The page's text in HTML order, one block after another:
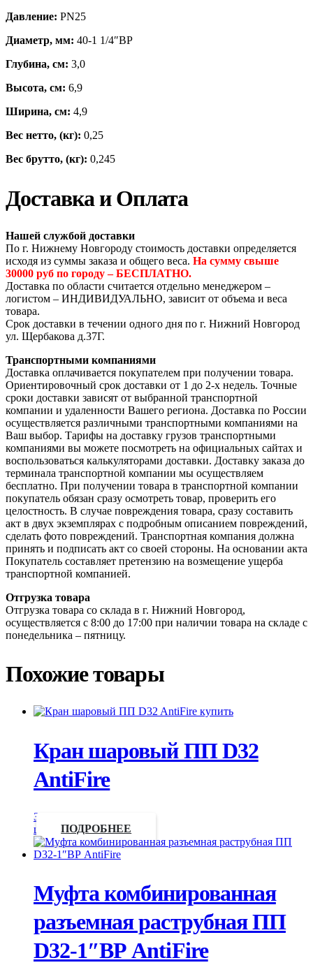
Давление: PN25
Диаметр, мм: 40-1 1/4″ВР
Глубина, см: 3,0
Высота, см: 6,9
Ширина, см: 4,9
Вес нетто, (кг): 0,25
Вес брутто, (кг): 0,245
Доставка и Оплата
Нашей службой доставки
По г. Нижнему Новгороду стоимость доставки определяется
исходя из суммы заказа и общего веса. На сумму свыше
30000 руб по городу – БЕСПЛАТНО.
Доставка по области считается отдельно менеджером –
логистом – ИНДИВИДУАЛЬНО, зависит от объема и веса
товара.
Срок доставки в течении одного дня по г. Нижний Новгород
ул. Щербакова д.37Г.
Транспортными компаниями
Доставка оплачивается покупателем при получении товара.
Ориентировочный срок доставки от 1 до 2-х недель. Точные
сроки доставки зависят от выбранной транспортной
компании и удаленности Вашего региона. Доставка по России
осуществляется различными транспортными компаниями на
Ваш выбор. Тарифы на доставку грузов транспортными
компаниями вы можете посмотреть на официальных сайтах и
воспользоваться калькуляторами доставки. Доставку заказа до
терминала транспортной компании мы осуществляем
бесплатно. При получении товара в транспортной компании
покупатель обязан сразу осмотреть товар, проверить его
целостность. В случае повреждения товара, сразу составить
акт в двух экземплярах с подробным описанием повреждений,
сделать фото повреждений. Транспортная компания должна
принять и подписать акт со своей стороны. На основании акта
Покупатель составляет претензию на возмещение ущерба
транспортной компанией.
Отгрузка товара
Отгрузка товара со склада в г. Нижний Новгород,
осуществляется с 8:00 до 17:00 при наличии товара на складе с
понедельника – пятницу.
Похожие товары
Кран шаровый ПП D32
AntiFire
Запросить
цену
ПОДРОБНЕЕ
Муфта комбинированная
разъемная раструбная ПП
D32-1″ВР AntiFire